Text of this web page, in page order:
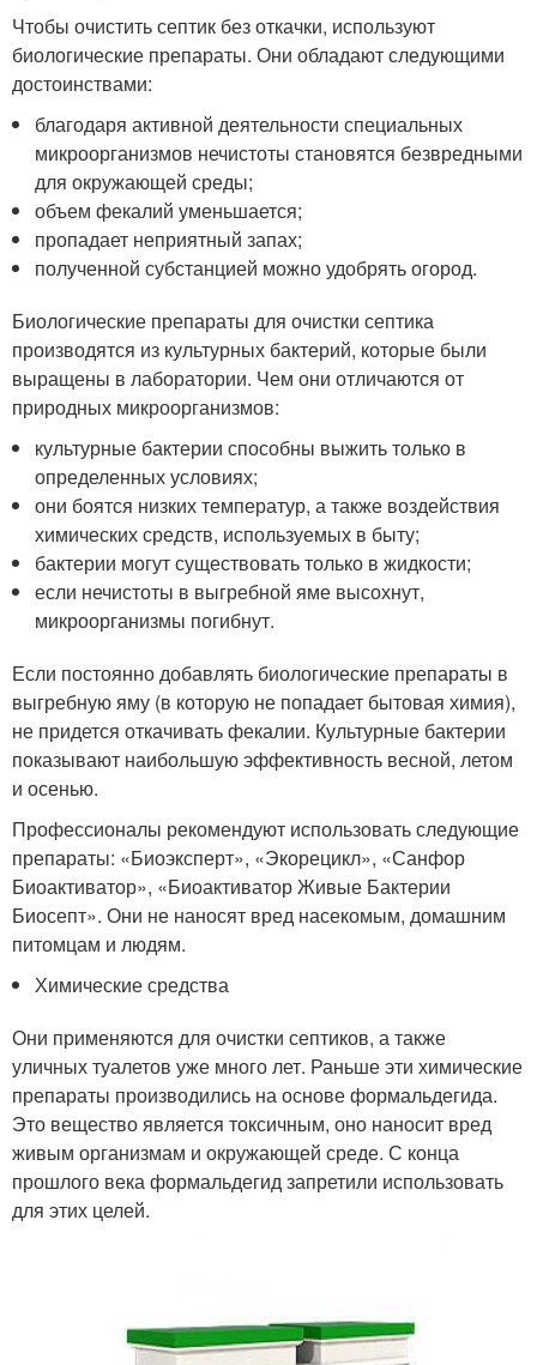
Чтобы очистить септик без откачки, используют
биологические препараты. Они обладают следующими
достоинствами:
благодаря активной деятельности специальных
микроорганизмов нечистоты становятся безвредными
для окружающей среды;
объем фекалий уменьшается;
пропадает неприятный запах;
полученной субстанцией можно удобрять огород.
Биологические препараты для очистки септика
производятся из культурных бактерий, которые были
выращены в лаборатории. Чем они отличаются от
природных микроорганизмов:
культурные бактерии способны выжить только в
определенных условиях;
они боятся низких температур, а также воздействия
химических средств, используемых в быту;
бактерии могут существовать только в жидкости;
если нечистоты в выгребной яме высохнут,
микроорганизмы погибнут.
Если постоянно добавлять биологические препараты в
выгребную яму (в которую не попадает бытовая химия),
не придется откачивать фекалии. Культурные бактерии
показывают наибольшую эффективность весной, летом
и осенью.
Профессионалы рекомендуют использовать следующие
препараты: «Биоэксперт», «Экорецикл», «Санфор
Биоактиватор», «Биоактиватор Живые Бактерии
Биосепт». Они не наносят вред насекомым, домашним
питомцам и людям.
Химические средства
Они применяются для очистки септиков, а также
уличных туалетов уже много лет. Раньше эти химические
препараты производились на основе формальдегида.
Это вещество является токсичным, оно наносит вред
живым организмам и окружающей среде. С конца
прошлого века формальдегид запретили использовать
для этих целей.